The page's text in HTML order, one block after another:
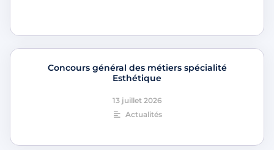
Concours général des métiers spécialité
Esthétique
13 juillet 2026
Actualités